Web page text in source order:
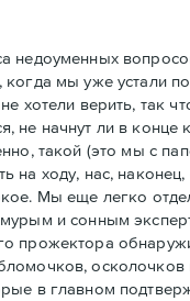
недоуменных
когда мы уже устали
хотели верить, так
не начнут ли в конце
такой (это мы с
на ходу, нас,
Мы еще легко
и сонным
прожектора
в главном